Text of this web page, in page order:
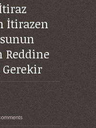
İtirazen
Reddine